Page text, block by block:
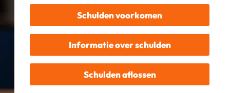
Schulden voorkomen
Informatie over schulden
Schulden aflossen